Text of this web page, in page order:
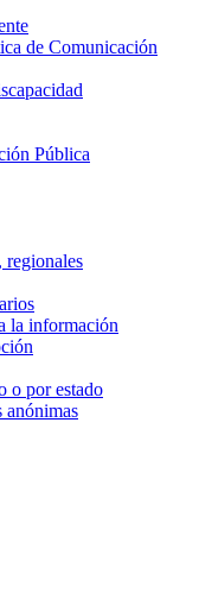
de Comunicación
Pública
regionales
la información
o por estado
anónimas